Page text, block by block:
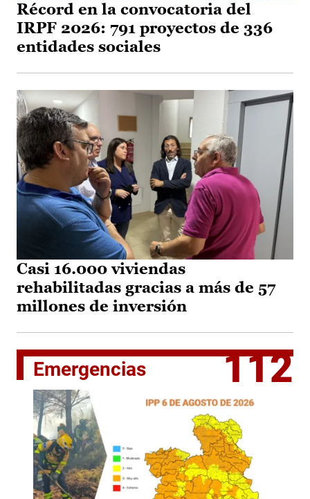
Récord en la convocatoria del
IRPF 2026: 791 proyectos de 336
entidades sociales
Casi 16.000 viviendas
rehabilitadas gracias a más de 57
millones de inversión
Emergencias 112